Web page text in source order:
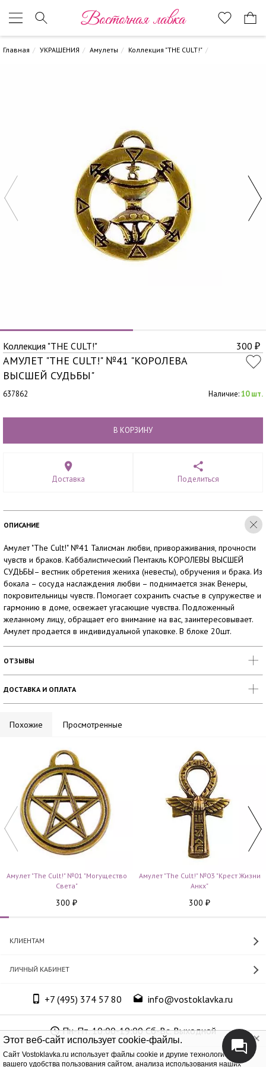
Этот веб-сайт использует cookie-файлы.
Cайт Vostoklavka.ru использует файлы cookie и другие технологии для
вашего удобства пользования сайтом, анализа использования наших
Восточная лавка
Главная УКРАШЕНИЯ Амулеты Коллекция "THE CULT!"
Коллекция "THE CULT!" 300 ₽
АМУЛЕТ "THE CULT!" №41 "КОРОЛЕВА
ВЫСШЕЙ СУДЬБЫ"
637862 Наличие:10 шт.
В КОРЗИНУ
Доставка Поделиться
ОПИСАНИЕ
Амулет "The Cult!" №41 Талисман любви, привораживания, прочности
чувств и браков. Каббалистический Пентакль КОРОЛЕВЫ ВЫСШЕЙ
СУДЬБЫ– вестник обретения жениха (невесты), обручения и брака. Из
бокала – сосуда наслаждения любви – поднимается знак Венеры,
покровительницы чувств. Помогает сохранить счастье в супружестве и
гармонию в доме, освежает угасающие чувства. Подложенный
желанному лицу, обращает его внимание на вас, заинтересовывает.
Амулет продается в индивидуальной упаковке. В блоке 20шт.
ОТЗЫВЫ
ДОСТАВКА И ОПЛАТА
Похожие Просмотренные
Амулет "The Cult!" №01 "Могущество
Cвета"
300 ₽
Амулет "The Cult!" №03 "Крест Жизни
Анкх"
300 ₽
КЛИЕНТАМ
ЛИЧНЫЙ КАБИНЕТ
+7 (495) 374 57 80 info@vostoklavka.ru
Пн-Пт. 10:00-19:00 Сб-Вс. Выходной
ООО «Юнит Групп», ОГРН 1147746305574